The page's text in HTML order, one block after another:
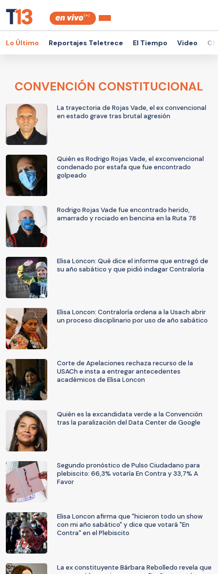
Lo Último Reportajes Teletrece El Tiempo Video
CONVENCIÓN CONSTITUCIONAL
La trayectoria de Rojas Vade, el ex convencional
en estado grave tras brutal agresión
Quién es Rodrigo Rojas Vade, el exconvencional
condenado por estafa que fue encontrado
golpeado
Rodrigo Rojas Vade fue encontrado herido,
amarrado y rociado en bencina en la Ruta 78
Elisa Loncon: Qué dice el informe que entregó de
su año sabático y que pidió indagar Contraloría
Elisa Loncon: Contraloría ordena a la Usach abrir
un proceso disciplinario por uso de año sabático
Corte de Apelaciones rechaza recurso de la
USACh e insta a entregar antecedentes
académicos de Elisa Loncon
Quién es la excandidata verde a la Convención
tras la paralización del Data Center de Google
Segundo pronóstico de Pulso Ciudadano para
plebiscito: 66,3% votaría En Contra y 33,7% A
Favor
Elisa Loncon afirma que "hicieron todo un show
con mi año sabático" y dice que votará "En
Contra" en el Plebiscito
La ex constituyente Bárbara Rebolledo revela que